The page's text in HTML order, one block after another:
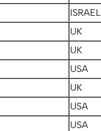
ISRAEL
UK
UK
USA
UK
USA
USA